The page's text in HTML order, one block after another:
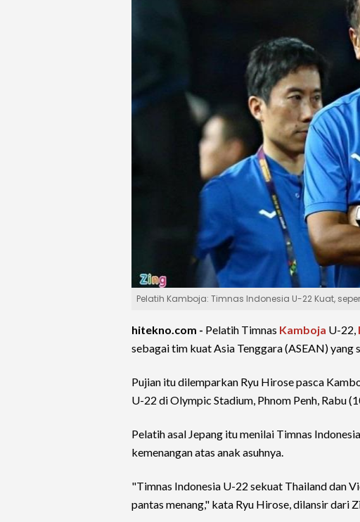
Pelatih Kamboja: Timnas Indonesia U-22 Kuat,
hitekno.com - Pelatih Timnas Kamboja U-22,
sebagai tim kuat Asia Tenggara (ASEAN) yang
Pujian itu dilemparkan Ryu Hirose pasca
U-22 di Olympic Stadium, Phnom Penh, Rabu
Pelatih asal Jepang itu menilai Timnas
kemenangan atas anak asuhnya.
"Timnas Indonesia U-22 sekuat Thailand dan
pantas menang," kata Ryu Hirose, dilansir dari